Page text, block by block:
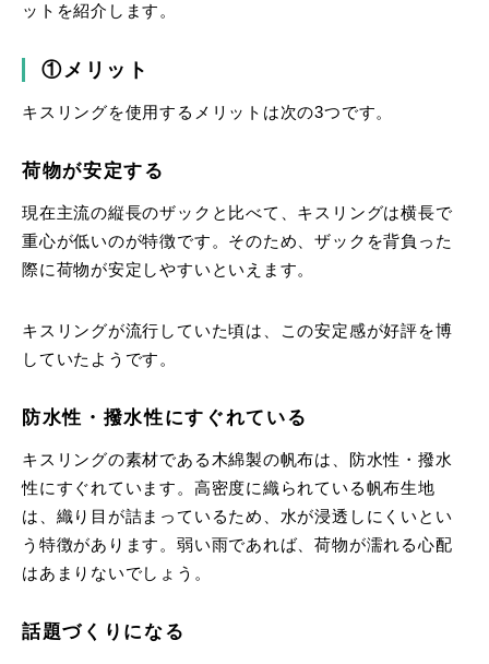
ットを紹介します。
①メリット
キスリングを使用するメリットは次の3つです。
荷物が安定する
現在主流の縦長のザックと比べて、キスリングは横長で
重心が低いのが特徴です。そのため、ザックを背負った
際に荷物が安定しやすいといえます。
キスリングが流行していた頃は、この安定感が好評を博
していたようです。
防水性・撥水性にすぐれている
キスリングの素材である木綿製の帆布は、防水性・撥水
性にすぐれています。高密度に織られている帆布生地
は、織り目が詰まっているため、水が浸透しにくいとい
う特徴があります。弱い雨であれば、荷物が濡れる心配
はあまりないでしょう。
話題づくりになる